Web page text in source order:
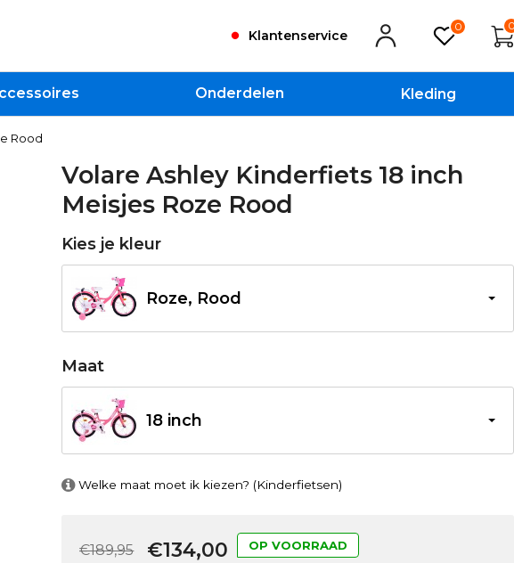
Klantenservice
0
Onderdelen Kleding
Rood
Volare Ashley Kinderfiets 18 inch
Meisjes Roze Rood
Kies je kleur
Roze, Rood
Maat
18 inch
Welke maat moet ik kiezen? (Kinderfietsen)
€134,00
€189,95 OP VOORRAAD